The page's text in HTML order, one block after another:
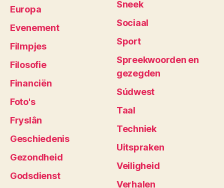
Europa
Evenement
Filmpjes
Filosofie
Financiën
Foto's
Fryslân
Geschiedenis
Gezondheid
Godsdienst
Sneek
Sociaal
Sport
Spreekwoorden en
gezegden
Súdwest
Taal
Techniek
Uitspraken
Veiligheid
Verhalen